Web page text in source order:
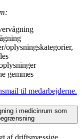
oplysningskategorier,
gemmes
til medarbejderne.
i medicinrum som
af driftsmæssige